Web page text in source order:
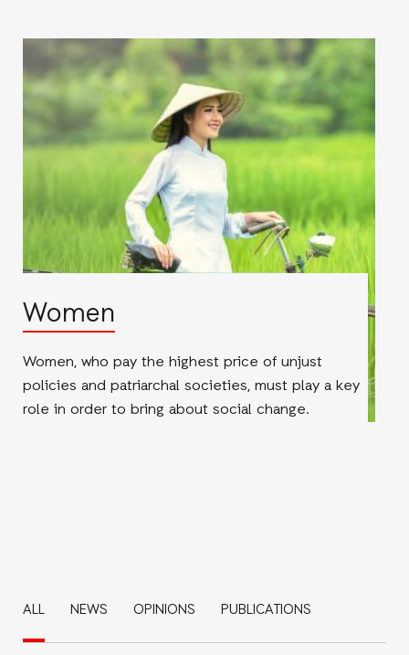
Women
Women, who pay the highest price of unjust
policies and patriarchal societies, must play a key
role in order to bring about social change.
ALL NEWS OPINIONS PUBLICATIONS